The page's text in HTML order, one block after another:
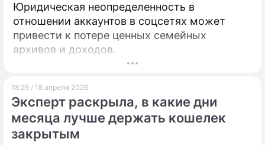
Юридическая неопределенность в
отношении аккаунтов в соцсетях может
привести к потере ценных семейных
архивов и доходов.
18:29 / 18 апреля 2026
Эксперт раскрыла, в какие дни
месяца лучше держать кошелек
закрытым